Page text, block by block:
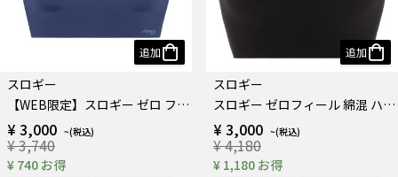
追加
スロギー
【WEB限定】スロギー ゼロ フィール ベーシック 2 ハーフトップ
¥ 3,000
¥ 3,740
¥ 740 お得
追加
スロギー
スロギー ゼロフィール 綿混 ハーフトップ
¥ 3,000
¥ 4,180
¥ 1,180 お得